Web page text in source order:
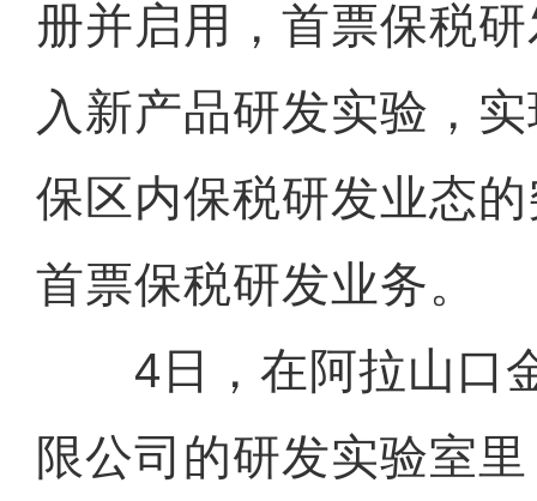
册并启用，首票保税
入新产品研发实验，
保区内保税研发业态
首票保税研发业务。
4日，在阿拉山口
限公司的研发实验室